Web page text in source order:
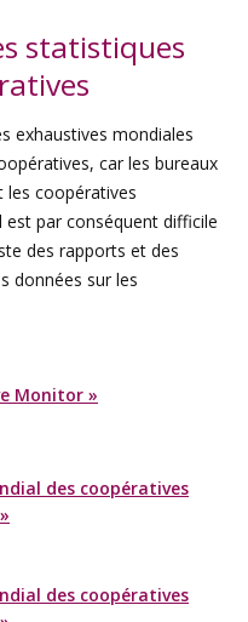
statistiques
exhaustives mondiales
car les bureaux
les coopératives
est par conséquent difficile
des rapports et des
données sur les
Monitor »
des coopératives
des coopératives